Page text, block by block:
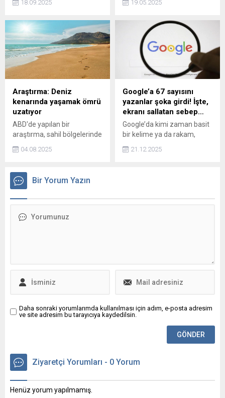
Öğrenci Yurdu Platformu,
imkanlara kadar her
ayrıntısıyla öğrencilere
sadece barınma değil,
eğitim hayatına değer katan
bir yaşam alanı sunuyor.
18.09.2025
Hizmetler Bakanı Mahinur
Karaca Görme Engelliler
İmam Hatip Anadolu
Lisesi'ni ziyaret etti. Milat
Gazetesi Yazarı Serdar
Arseven detayları köşesine
taşıdı.
19.05.2025
Araştırma: Deniz
kenarında yaşamak ömrü
uzatıyor
ABD'de yapılan bir
araştırma, sahil bölgelerinde
yaşamanın insan ömrünü
uzattığını ortaya çıkardı.
04.08.2025
Google’a 67 sayısını
yazanlar şoka girdi! İşte,
ekranı sallatan sebep…
Google’da kimi zaman basit
bir kelime ya da rakam,
klasik arama deneyiminin
dışına çıkılmasına neden
21.12.2025
Bir Yorum Yazın
Daha sonraki yorumlarımda kullanılması için adım, e-posta adresim
ve site adresim bu tarayıcıya kaydedilsin.
Ziyaretçi Yorumları - 0 Yorum
Henüz yorum yapılmamış.